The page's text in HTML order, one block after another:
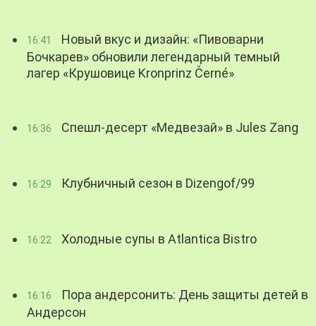
16:41
Новый вкус и дизайн: «Пивоварни
Бочкарев» обновили легендарный темный
лагер «Крушовице Kronprinz Černé»
16:36 Спешл-десерт «Медвезай» в Jules Zang
16:29 Клубничный сезон в Dizengof/99
16:22 Холодные супы в Atlantica Bistro
16:16
Пора андерсонить: День защиты детей в
Андерсон